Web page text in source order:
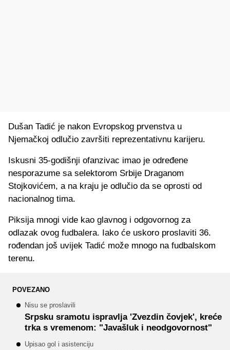
Dušan Tadić je nakon Evropskog prvenstva u
Njemačkoj odlučio završiti reprezentativnu karijeru.
Iskusni 35-godišnji ofanzivac imao je određene
nesporazume sa selektorom Srbije Draganom
Stojkovićem, a na kraju je odlučio da se oprosti od
nacionalnog tima.
Piksija mnogi vide kao glavnog i odgovornog za
odlazak ovog fudbalera. Iako će uskoro proslaviti 36.
rođendan još uvijek Tadić može mnogo na fudbalskom
terenu.
POVEZANO
Nisu se proslavili
Srpsku sramotu ispravlja 'Zvezdin čovjek', kreće
trka s vremenom: "Javašluk i neodgovornost"
Upisao gol i asistenciju